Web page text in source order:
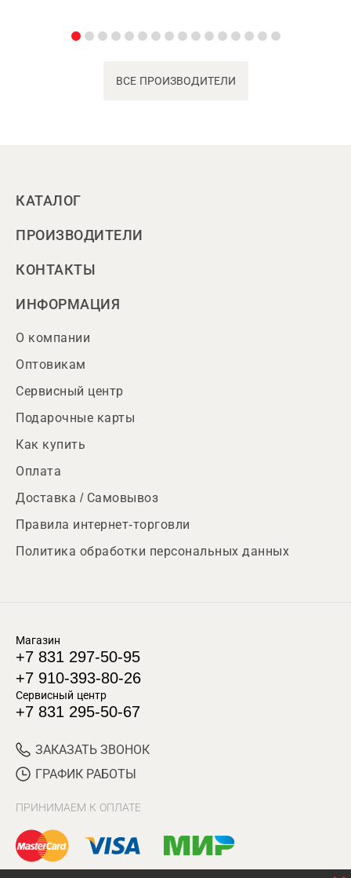
ВСЕ ПРОИЗВОДИТЕЛИ
КАТАЛОГ
ПРОИЗВОДИТЕЛИ
КОНТАКТЫ
ИНФОРМАЦИЯ
О компании
Оптовикам
Сервисный центр
Подарочные карты
Как купить
Оплата
Доставка / Самовывоз
Правила интернет-торговли
Политика обработки персональных данных
Магазин
+7 831 297-50-95
+7 910-393-80-26
Сервисный центр
+7 831 295-50-67
ЗАКАЗАТЬ ЗВОНОК
ГРАФИК РАБОТЫ
ПРИНИМАЕМ К ОПЛАТЕ